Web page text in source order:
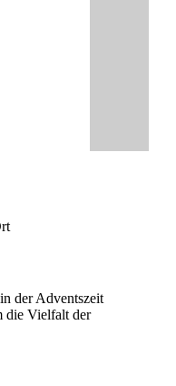
der Adventszeit
die Vielfalt der